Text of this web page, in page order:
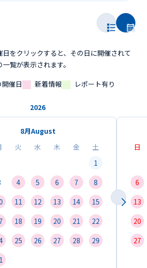
をクリックすると、その日に開催されて
覧が表示されます。
催日
新着情報 レポート有り
2026
8月August
火 水 木 金
土
1
4 5 6 7
8
11 12 13 14
15
18 19 20 21
22
25 26 27 28
29
日
6
13
20
27